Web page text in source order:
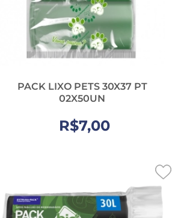
PACK LIXO PETS 30X37 PT
02X50UN
R$7,00